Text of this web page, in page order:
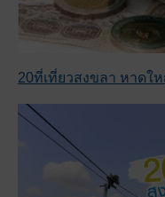
20ที่เที่ยวสงขลา หาดใ